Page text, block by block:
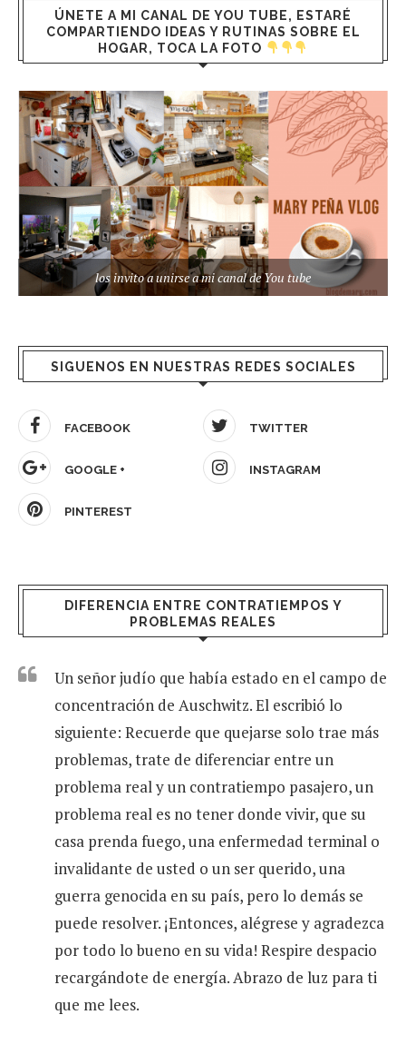
ÚNETE A MI CANAL DE YOU TUBE, ESTARÉ
COMPARTIENDO IDEAS Y RUTINAS SOBRE EL
HOGAR, TOCA LA FOTO
los invito a unirse a mi canal de You tube
SIGUENOS EN NUESTRAS REDES SOCIALES
FACEBOOK TWITTER
GOOGLE + INSTAGRAM
PINTEREST
DIFERENCIA ENTRE CONTRATIEMPOS Y
PROBLEMAS REALES
Un señor judío que había estado en el campo de
concentración de Auschwitz. El escribió lo
siguiente: Recuerde que quejarse solo trae más
problemas, trate de diferenciar entre un
problema real y un contratiempo pasajero, un
problema real es no tener donde vivir, que su
casa prenda fuego, una enfermedad terminal o
invalidante de usted o un ser querido, una
guerra genocida en su país, pero lo demás se
puede resolver. ¡Entonces, alégrese y agradezca
por todo lo bueno en su vida! Respire despacio
recargándote de energía. Abrazo de luz para ti
que me lees.